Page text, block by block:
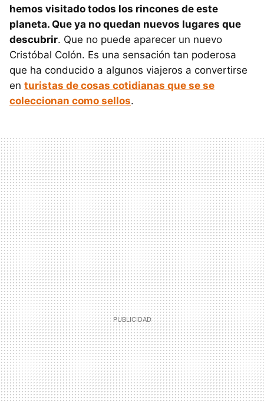
hemos visitado todos los rincones de este
planeta. Que ya no quedan nuevos lugares que
descubrir. Que no puede aparecer un nuevo
Cristóbal Colón. Es una sensación tan poderosa
que ha conducido a algunos viajeros a convertirse
en turistas de cosas cotidianas que se se
coleccionan como sellos.